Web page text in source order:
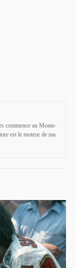
commence au Monte-
est le moteur de ma